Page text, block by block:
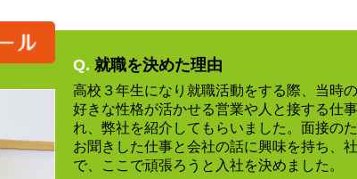
Q. 就職を決めた理由
高校３年生になり就職活動をする際、当時
好きな性格が活かせる営業や人と接する仕
れ、弊社を紹介してもらいました。面接の
お聞きした仕事と会社の話に興味を持ち、
で、ここで頑張ろうと入社を決めました。